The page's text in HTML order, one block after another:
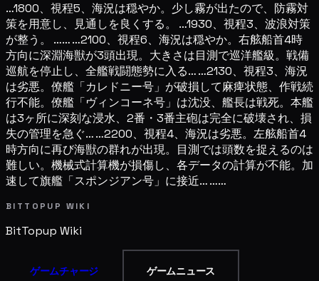
…1800、視程5、海況は穏やか。少し霧が出たので、防霧対
策を用意し、見通しを良くする。 …1930、視程3、波浪対策
が整う。 …… …2100、視程6、海況は穏やか。右舷船首4時
方向に深淵海獣が3頭出現。大きさは目測で巡洋艦級。戦備
巡航を停止し、全艦戦闘態勢に入る… …2130、視程3、海況
は劣悪。僚艦「カレドニー号」が破損して麻痺状態、作戦続
行不能。僚艦「ヴィンコーネ号」は沈没、艦長は戦死。本艦
は3ヶ所に深刻な浸水、2番・3番主砲は完全に破壊され、損
失の管理を急ぐ… …2200、視程4、海況は劣悪。左舷船首4
時方向に再び海獣の群れが出現。目測では頭数を捉えるのは
難しい。機械式計算機が損傷し、各データの計算が不能。加
速して旗艦「スポンジアン号」に接近… ……
BITTOPUP WIKI
BitTopup Wiki
ゲームチャージ ゲームニュース